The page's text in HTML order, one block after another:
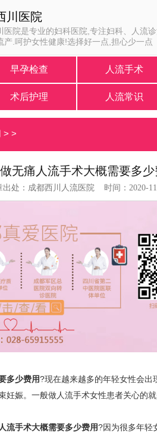
川医院
医院是专业的妇科医院,专注妇科、人流
产.呵护女性健康!选择好一点,担心少一点
早孕检查 人流手术
术后护理 人流常识
> >
无痛人流手术大概需要多少
出处：成都西川人流医院 时间：2020-
多少费用?现在越来越多的年轻女性会出
妊娠。一般做人流手术女性患者关心的就
流手术大概需要多少费用?因为很多年轻